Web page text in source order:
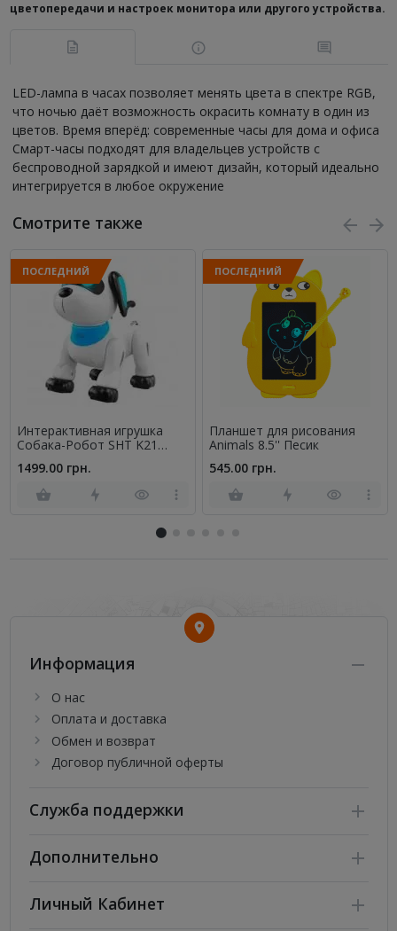
цветопередачи и настроек монитора или другого устройства.
LED-лампа в часах позволяет менять цвета в спектре RGB,
что ночью даёт возможность окрасить комнату в один из
цветов. Время вперёд: современные часы для дома и офиса
Смарт-часы подходят для владельцев устройств с
беспроводной зарядкой и имеют дизайн, который идеально
интегрируется в любое окружение
Смотрите также
ПОСЛЕДНИЙ
Интерактивная игрушка
Собака-Робот SHT K21
1499.00 грн.
ПОСЛЕДНИЙ
Планшет для рисования
Animals 8.5'' Песик
545.00 грн.
Информация
О нас
Оплата и доставка
Обмен и возврат
Договор публичной оферты
Служба поддержки
Дополнительно
Личный Кабинет